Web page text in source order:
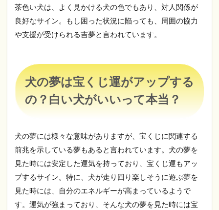
ジャ
ミニ
の当
3.3
年末
ジャ
ンボ
ャン
ニの
特徴
3.4
ジャ
宝く
茶色い犬は、よく見かける犬の色でもあり、対人関係が
良好なサイン。もし困った状況に陥っても、周囲の協力
や支援が受けられる吉夢と言われています。
犬の夢は宝くじ運がアップする
の？白い犬がいいって本当？
犬の夢には様々な意味がありますが、宝くじに関連する
前兆を示している夢もあると言われています。犬の夢を
見た時には安定した運気を持っており、宝くじ運もアッ
プするサイン。特に、犬が走り回り楽しそうに遊ぶ夢を
見た時には、自分のエネルギーが高まっているようで
す。運気が強まっており、そんな犬の夢を見た時には宝